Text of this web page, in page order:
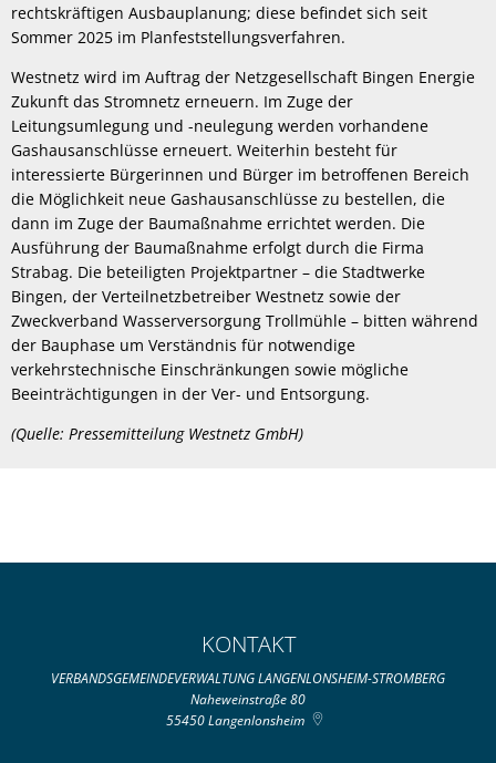
rechtskräftigen Ausbauplanung; diese befindet sich seit
Sommer 2025 im Planfeststellungsverfahren.
Westnetz wird im Auftrag der Netzgesellschaft Bingen Energie
Zukunft das Stromnetz erneuern. Im Zuge der
Leitungsumlegung und -neulegung werden vorhandene
Gashausanschlüsse erneuert. Weiterhin besteht für
interessierte Bürgerinnen und Bürger im betroffenen Bereich
die Möglichkeit neue Gashausanschlüsse zu bestellen, die
dann im Zuge der Baumaßnahme errichtet werden. Die
Ausführung der Baumaßnahme erfolgt durch die Firma
Strabag. Die beteiligten Projektpartner – die Stadtwerke
Bingen, der Verteilnetzbetreiber Westnetz sowie der
Zweckverband Wasserversorgung Trollmühle – bitten während
der Bauphase um Verständnis für notwendige
verkehrstechnische Einschränkungen sowie mögliche
Beeinträchtigungen in der Ver- und Entsorgung.
(Quelle: Pressemitteilung Westnetz GmbH)
KONTAKT
VERBANDSGEMEINDEVERWALTUNG LANGENLONSHEIM-STROMBERG
Naheweinstraße 80
55450 Langenlonsheim